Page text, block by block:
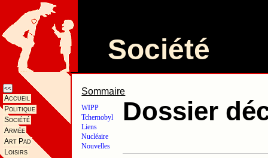
Société
Sommaire
WIPP
Tchernobyl
Liens
Nucléaire
Nouvelles
Dossier
<<
Accueil
Politique
Société
Armée
Art Pad
Loisirs